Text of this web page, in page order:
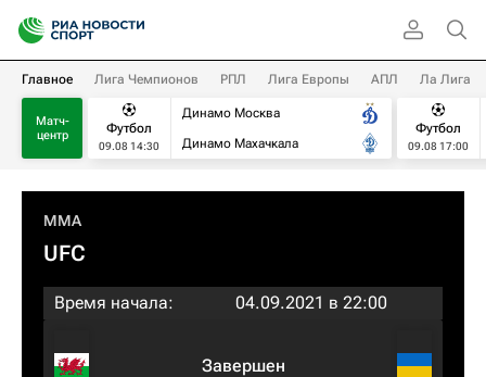
Главное Лига Чемпионов РПЛ Лига Европы АПЛ Ла Лига
Матч-
центр
Футбол
09.08 14:30
Динамо Москва
Динамо Махачкала
Футбол
09.08 17:00
MMA
UFC
Время начала: 04.09.2021 в 22:00
Завершен